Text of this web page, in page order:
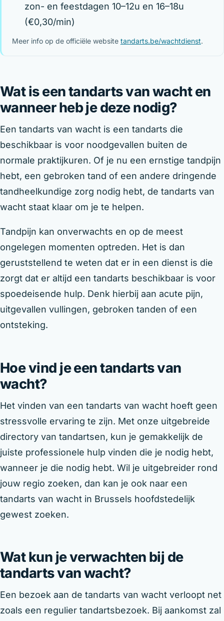
zon- en feestdagen 10–12u en 16–18u
(€0,30/min)
Meer info op de officiële website tandarts.be/wachtdienst.
Wat is een tandarts van wacht en
wanneer heb je deze nodig?
Een tandarts van wacht is een tandarts die
beschikbaar is voor noodgevallen buiten de
normale praktijkuren. Of je nu een ernstige tandpijn
hebt, een gebroken tand of een andere dringende
tandheelkundige zorg nodig hebt, de tandarts van
wacht staat klaar om je te helpen.
Tandpijn kan onverwachts en op de meest
ongelegen momenten optreden. Het is dan
geruststellend te weten dat er in een dienst is die
zorgt dat er altijd een tandarts beschikbaar is voor
spoedeisende hulp. Denk hierbij aan acute pijn,
uitgevallen vullingen, gebroken tanden of een
ontsteking.
Hoe vind je een tandarts van
wacht?
Het vinden van een tandarts van wacht hoeft geen
stressvolle ervaring te zijn. Met onze uitgebreide
directory van tandartsen, kun je gemakkelijk de
juiste professionele hulp vinden die je nodig hebt,
wanneer je die nodig hebt. Wil je uitgebreider rond
jouw regio zoeken, dan kan je ook naar een
tandarts van wacht in Brussels hoofdstedelijk
gewest zoeken.
Wat kun je verwachten bij de
tandarts van wacht?
Een bezoek aan de tandarts van wacht verloopt net
zoals een regulier tandartsbezoek. Bij aankomst zal